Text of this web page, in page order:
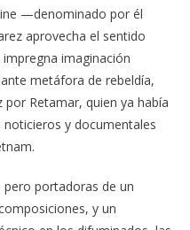
—denominado por él
aprovecha el sentido
imaginación
metáfora de rebeldía,
Retamar, quien ya había
y documentales
portadoras de un
y un